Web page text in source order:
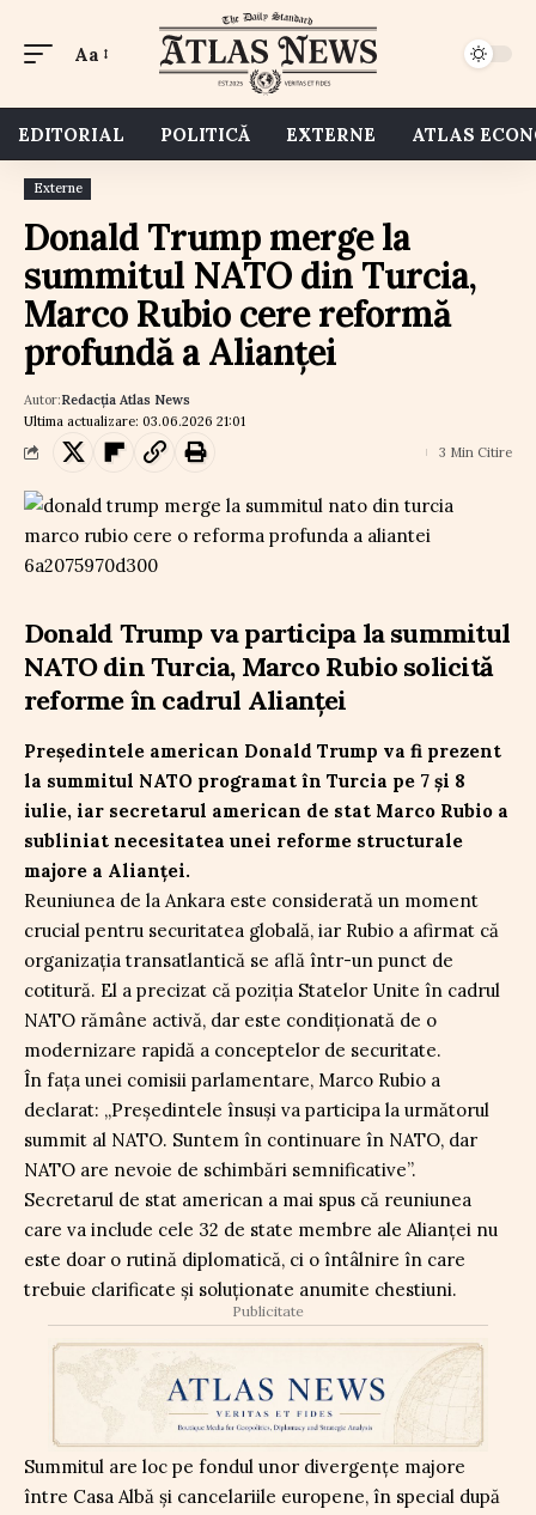
Aa
EDITORIAL POLITICĂ EXTERNE ATLAS
Externe
Donald Trump merge la
summitul NATO din Turcia,
Marco Rubio cere reformă
profundă a Alianței
Ultima actualizare: 03.06.2026 21:01
Autor:Redacția Atlas News
3 Min Citire
Donald Trump va participa la summitul
NATO din Turcia, Marco Rubio solicită
reforme în cadrul Alianței
Președintele american Donald Trump va fi prezent
la summitul NATO programat în Turcia pe 7 și 8
iulie, iar secretarul american de stat Marco Rubio a
subliniat necesitatea unei reforme structurale
majore a Alianței.
Reuniunea de la Ankara este considerată un moment
crucial pentru securitatea globală, iar Rubio a afirmat că
organizația transatlantică se află într-un punct de
cotitură. El a precizat că poziția Statelor Unite în cadrul
NATO rămâne activă, dar este condiționată de o
modernizare rapidă a conceptelor de securitate.
În fața unei comisii parlamentare, Marco Rubio a
declarat: „Președintele însuși va participa la următorul
summit al NATO. Suntem în continuare în NATO, dar
NATO are nevoie de schimbări semnificative”.
Secretarul de stat american a mai spus că reuniunea
care va include cele 32 de state membre ale Alianței nu
este doar o rutină diplomatică, ci o întâlnire în care
trebuie clarificate și soluționate anumite chestiuni.
Publicitate
Summitul are loc pe fondul unor divergențe majore
între Casa Albă și cancelariile europene, în special după